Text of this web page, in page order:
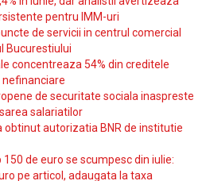
pentru IMM-uri
de servicii in centrul comercial
Bucurestiului
concentreaza 54% din creditele
de securitate sociala inaspreste
salariatilor
obtinut autorizatia BNR de institutie
de euro se scumpesc din iulie:
pe articol, adaugata la taxa